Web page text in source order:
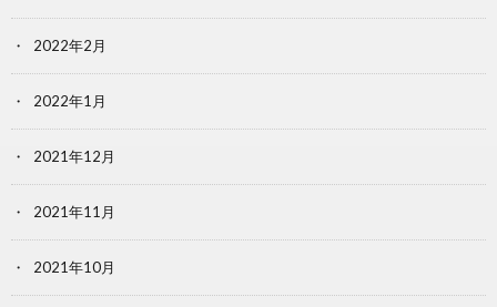
2022年2月
2022年1月
2021年12月
2021年11月
2021年10月